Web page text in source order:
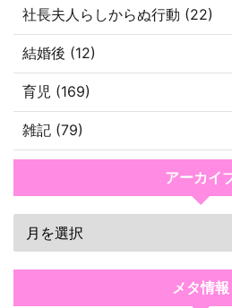
社長夫人らしからぬ行動 (22)
結婚後 (12)
育児 (169)
雑記 (79)
アーカイ
メタ情報